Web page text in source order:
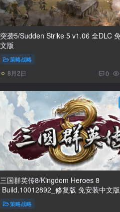
突袭5/Sudden Strike 5 v1.06 全DLC 免安装中
文版
策略战略
8月2日 0
三国群英传8/Kingdom Heroes 8
Build.10012892_修复版 免安装中文版
策略战略